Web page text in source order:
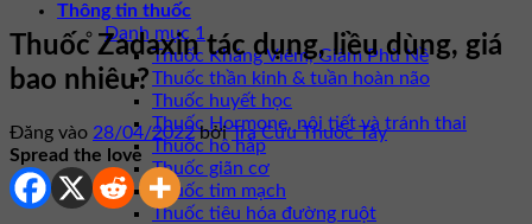
Thông tin thuốc
Danh mục 1
Thuốc Kháng Viêm, Giảm Phù Nề
Thuốc thần kinh & tuần hoàn não
Thuốc huyết học
Thuốc Hormone, nội tiết và tránh thai
Thuốc hô hấp
Thuốc giãn cơ
Thuốc tim mạch
Thuốc tiêu hóa đường ruột
Thuốc Zadaxin tác dụng, liều dùng, giá
bao nhiêu?
Đăng vào 28/04/2022 bởiTra Cứu Thuốc Tây
Spread the love